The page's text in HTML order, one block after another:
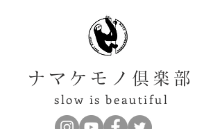
ナマケモノ倶楽部
slow is beautiful